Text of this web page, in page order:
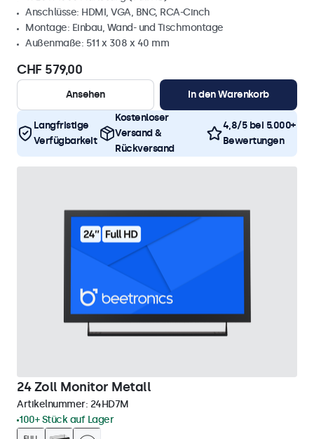
Anschlüsse: HDMI, VGA, BNC, RCA-Cinch
Montage: Einbau, Wand- und Tischmontage
Außenmaße: 511 x 308 x 40 mm
CHF 579,00
Ansehen In den Warenkorb
Langfristige
Verfügbarkeit
Kostenloser
Versand &
Rückversand
4,8/5 bei 5.000+
Bewertungen
24 Zoll Monitor Metall
Artikelnummer: 24HD7M
100+ Stück auf Lager